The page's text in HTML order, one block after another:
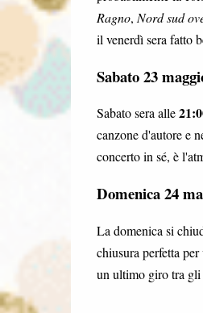
Ragno, Nord sud
il venerdì sera fatto
Sabato 23
Sabato sera alle
canzone d'autore e
concerto in sé, è
Domenica 24
La domenica si
chiusura perfetta
un ultimo giro tra gli